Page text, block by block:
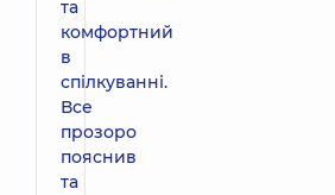
та
комфортний
в
спілкуванні.
Все
прозоро
пояснив
та